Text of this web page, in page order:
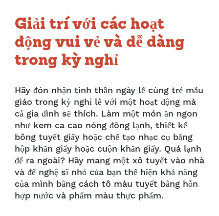
Giải trí với các hoạt
động vui vẻ và dễ dàng
trong kỳ nghỉ
Hãy đón nhận tinh thần ngày lễ cùng trẻ mẫu
giáo trong kỳ nghỉ lễ với một hoạt động mà
cả gia đình sẽ thích. Làm một món ăn ngon
như kem ca cao nóng đông lạnh, thiết kế
bông tuyết giấy hoặc chế tạo nhạc cụ bằng
hộp khăn giấy hoặc cuộn khăn giấy. Quá lạnh
để ra ngoài? Hãy mang một xô tuyết vào nhà
và để nghệ sĩ nhỏ của bạn thể hiện khả năng
của mình bằng cách tô màu tuyết bằng hỗn
hợp nước và phẩm màu thực phẩm.